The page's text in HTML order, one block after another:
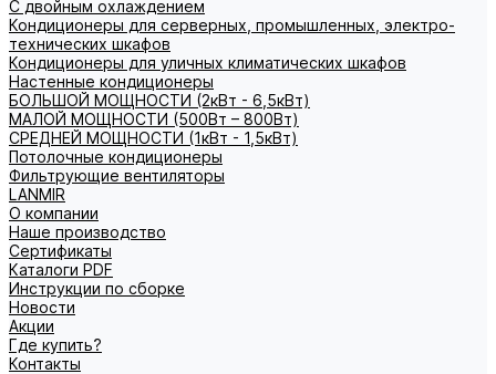
С двойным охлаждением
Кондиционеры для серверных, промышленных, электро-
технических шкафов
Кондиционеры для уличных климатических шкафов
Настенные кондиционеры
БОЛЬШОЙ МОЩНОСТИ (2кВт - 6,5кВт)
МАЛОЙ МОЩНОСТИ (500Вт – 800Вт)
СРЕДНЕЙ МОЩНОСТИ (1кВт - 1,5кВт)
Потолочные кондиционеры
Фильтрующие вентиляторы
LANMIR
О компании
Наше производство
Сертификаты
Каталоги PDF
Инструкции по сборке
Новости
Акции
Где купить?
Контакты